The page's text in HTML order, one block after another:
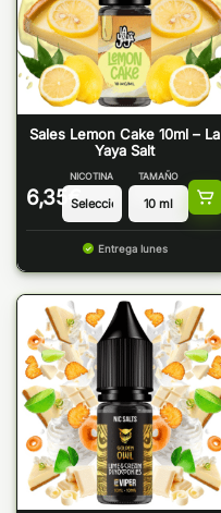
Sales Lemon Cake 10ml – La
Yaya Salt
6,35 €
NICOTINA TAMAÑO
Entrega lunes